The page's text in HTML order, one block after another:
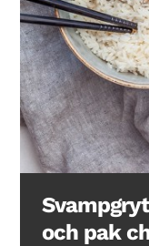
och pak